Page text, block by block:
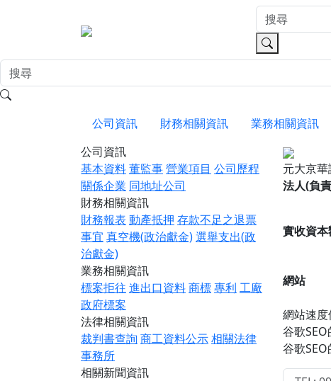
公司資訊 財務相關資訊 業務相關資訊
公司資訊
基本資料董監事營業項目 公司歷程
關係企業 同地址公司
財務相關資訊
財務報表 動產抵押 存款不足之退票
事宜 真空機(政治獻金)選舉支出(政
治獻金)
業務相關資訊
標案拒往 進出口資料商標專利 工廠
政府標案
法律相關資訊
裁判書查詢 商工資料公示相關法律
事務所
相關新聞資訊
元大京
法人(負
實收資本
網站
網站速
谷歌
谷歌